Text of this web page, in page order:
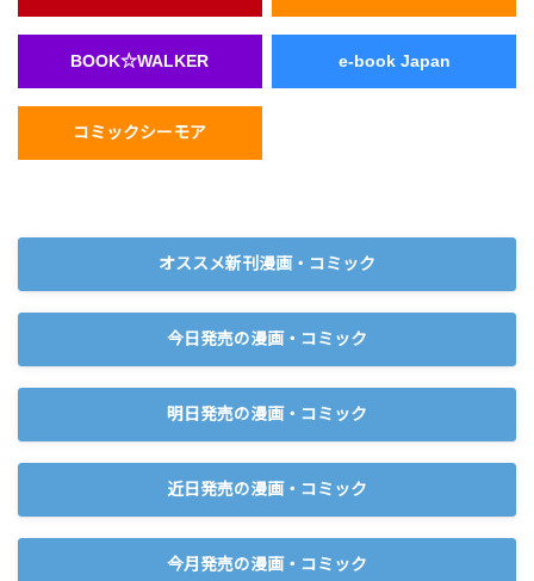
BOOK☆WALKER e-book Japan
コミックシーモア
オススメ新刊漫画・コミック
今日発売の漫画・コミック
明日発売の漫画・コミック
近日発売の漫画・コミック
今月発売の漫画・コミック